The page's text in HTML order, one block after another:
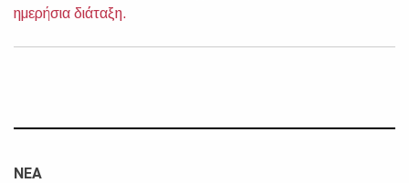
ημερήσια διάταξη.
ΝΕΑ